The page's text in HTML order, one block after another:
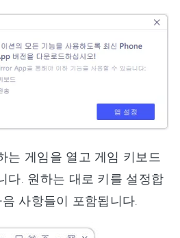
는 게임을 열고 게임 키보드
다. 원하는 대로 키를 설정합
사항들이 포함됩니다.